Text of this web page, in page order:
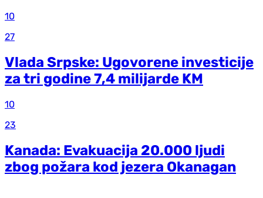
10
27
Vlada Srpske: Ugovorene investicije
za tri godine 7,4 milijarde KM
10
23
Kanada: Evakuacija 20.000 ljudi
zbog požara kod jezera Okanagan